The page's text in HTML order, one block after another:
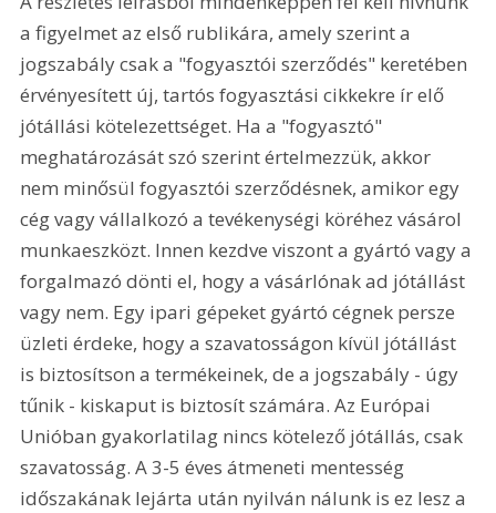
a figyelmet az első rublikára, amely szerint a
jogszabály csak a "fogyasztói szerződés" keretében
érvényesített új, tartós fogyasztási cikkekre ír elő
jótállási kötelezettséget. Ha a "fogyasztó"
meghatározását szó szerint értelmezzük, akkor
nem minősül fogyasztói szerződésnek, amikor egy
cég vagy vállalkozó a tevékenységi köréhez vásárol
munkaeszközt. Innen kezdve viszont a gyártó vagy a
forgalmazó dönti el, hogy a vásárlónak ad jótállást
vagy nem. Egy ipari gépeket gyártó cégnek persze
üzleti érdeke, hogy a szavatosságon kívül jótállást
is biztosítson a termékeinek, de a jogszabály - úgy
tűnik - kiskaput is biztosít számára. Az Európai
Unióban gyakorlatilag nincs kötelező jótállás, csak
szavatosság. A 3-5 éves átmeneti mentesség
időszakának lejárta után nyilván nálunk is ez lesz a